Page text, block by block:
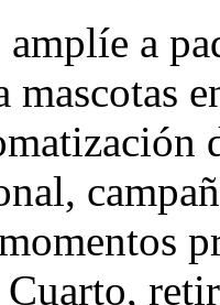
a
mascotas